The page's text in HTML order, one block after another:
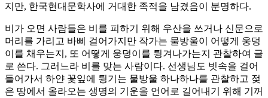
지만, 한국현대문학사에 거대한 족적을 남겼음이 분명하다.
비가 오면 사람들은 비를 피하기 위해 우산을 쓰거나 신문으로
머리를 가리고 바삐 걸어가지만 작가는 물방울이 어떻게 웅덩
이를 채우는지, 또 어떻게 웅덩이를 튕겨나가는지 관찰하여 글
로 쓴다. 그러느라 비를 맞는 사람이다. 선생님도 빗속을 걸어
들어가서 하얀 꽃잎에 튕기는 물방울 하나하나를 관찰하고 젖
은 땅에서 올라오는 생명의 기운을 언어로 길어내기 위해 기꺼